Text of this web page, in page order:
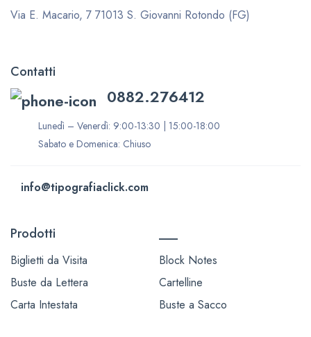
Via E. Macario, 7 71013 S. Giovanni Rotondo (FG)
Contatti
0882.276412
Lunedì – Venerdì: 9:00-13:30 | 15:00-18:00
Sabato e Domenica: Chiuso
info@tipografiaclick.com
Prodotti
Biglietti da Visita
Buste da Lettera
Carta Intestata
Block Notes
Cartelline
Buste a Sacco